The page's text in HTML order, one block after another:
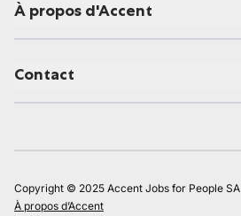
À propos d'Accent
Contact
Copyright © 2025 Accent Jobs for People SA
À propos d’Accent